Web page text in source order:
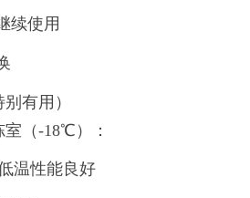
续使用
有用）
（-18℃）：
温性能良好